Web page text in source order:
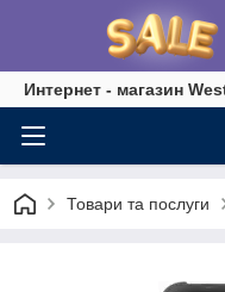
Интернет - магазин
Товари та послуги